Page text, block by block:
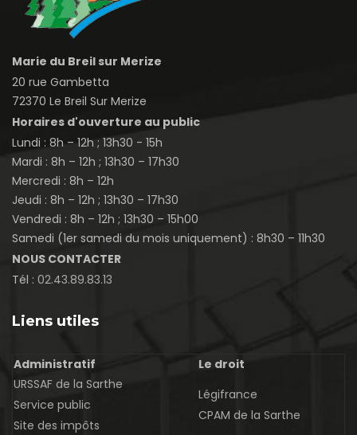
Marie du Breil sur Merize
20 rue Gambetta
72370 Le Breil Sur Merize
Horaires d'ouverture au public
Lundi : 8h – 12h ; 13h30 - 15h
Mardi : 8h – 12h ; 13h30 – 17h30
Mercredi : 8h – 12h
Jeudi : 8h – 12h ; 13h30 – 17h30
Vendredi : 8h – 12h ; 13h30 – 15h00
Samedi (1er samedi du mois uniquement) : 8h30 – 11h30
NOUS CONTACTER
Tél : 02.43.89.83.13
Liens utiles
Administratif
Le droit
URSSAF de la Sarthe
Service public
Site des impôts
Légifrance
CPAM de la Sarthe